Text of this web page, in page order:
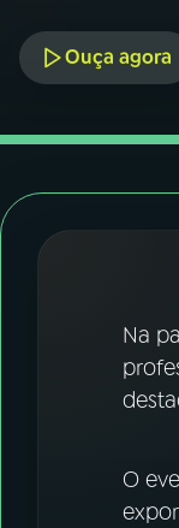
05
ACOMPANHE A
Instagram
Ouça agora
Na
O